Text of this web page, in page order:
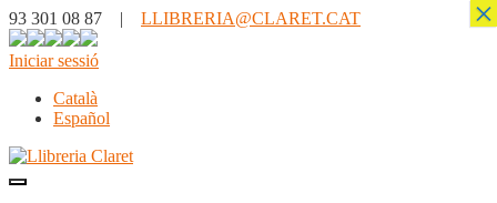
93 301 08 87 | LLIBRERIA@CLARET.CAT
Iniciar sessió
Català
Español
×